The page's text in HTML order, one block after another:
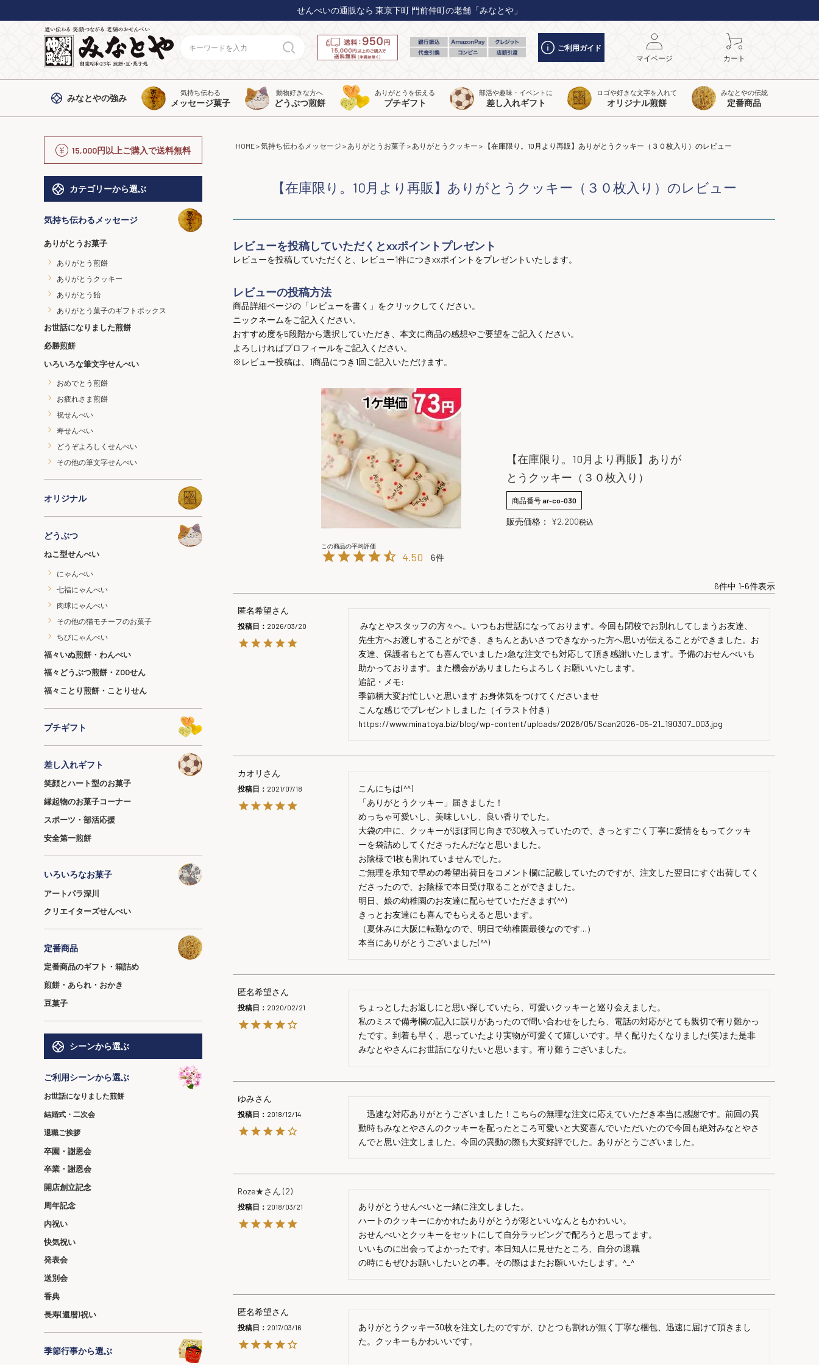
せんべいの通販なら 東京下町 門前仲町の老舗「みなとや」
ご利用ガイド
マイページ
カート
みなとやの強み
気持ち伝わる
メッセージ菓子
動物好きな方へ
どうぶつ煎餅
ありがとうを伝える
プチギフト
部活や趣味・イベントに
差し入れギフト
ロゴや好きな文字を入れて
オリジナル煎餅
みなとやの伝統
定番商品
15,000円以上ご購入で送料無料
カテゴリーから選ぶ
気持ち伝わるメッセージ
ありがとうお菓子
ありがとう煎餅
ありがとうクッキー
ありがとう飴
ありがとう菓子のギフトボックス
お世話になりました煎餅
必勝煎餅
いろいろな筆文字せんべい
おめでとう煎餅
お疲れさま煎餅
祝せんべい
寿せんべい
どうぞよろしくせんべい
その他の筆文字せんべい
オリジナル
どうぶつ
ねこ型せんべい
にゃんべい
七福にゃんべい
肉球にゃんべい
その他の猫モチーフのお菓子
ちびにゃんべい
福々いぬ煎餅・わんべい
福々どうぶつ煎餅・ZOOせん
福々ことり煎餅・ことりせん
プチギフト
差し入れギフト
笑顔とハート型のお菓子
縁起物のお菓子コーナー
スポーツ・部活応援
安全第一煎餅
いろいろなお菓子
アートパラ深川
クリエイターズせんべい
定番商品
定番商品のギフト・箱詰め
煎餅・あられ・おかき
豆菓子
シーンから選ぶ
ご利用シーンから選ぶ
お世話になりました煎餅
結婚式・二次会
退職ご挨拶
卒園・謝恩会
卒業・謝恩会
開店創立記念
周年記念
内祝い
快気祝い
発表会
送別会
香典
長寿(還暦)祝い
季節行事から選ぶ
HOME 気持ち伝わるメッセージ ありがとうお菓子 ありがとうクッキー 【在庫限り。10月より再販】ありがとうクッキー（３０枚入り）のレビュー
【在庫限り。10月より再販】ありがとうクッキー（３０枚入り）のレビュー
レビューを投稿していただくとxxポイントプレゼント
レビューを投稿していただくと、レビュー1件につきxxポイントをプレゼントいたします。
レビューの投稿方法
商品詳細ページの「レビューを書く」をクリックしてください。
ニックネームをご記入ください。
おすすめ度を5段階から選択していただき、本文に商品の感想やご要望をご記入ください。
よろしければプロフィールをご記入ください。
※レビュー投稿は、1商品につき1回ご記入いただけます。
【在庫限り。10月より再販】ありが
とうクッキー（３０枚入り）
商品番号ar-co-030
販売価格： ¥2,200税込
4.50 6
6件中 1-6件表示
匿名希望
投稿日 2026/03/20
みなとやスタッフの方々へ。いつもお世話になっております。今回も閉校でお別れしてしまうお友達、
先生方へお渡しすることができ、きちんとあいさつできなかった方へ思いが伝えることができました。お
友達、保護者もとても喜んでいました♪急な注文でも対応して頂き感謝いたします。予備のおせんべいも
助かっております。また機会がありましたらよろしくお願いいたします。
追記・メモ:
季節柄大変お忙しいと思います お身体気をつけてくださいませ
こんな感じでプレゼントしました（イラスト付き）
https://www.minatoya.biz/blog/wp-content/uploads/2026/05/Scan2026-05-21_190307_003.jpg
カオリ
投稿日 2021/07/18
こんにちは(^^)
「ありがとうクッキー」届きました！
めっちゃ可愛いし、美味しいし、良い香りでした。
大袋の中に、クッキーがほぼ同じ向きで30枚入っていたので、きっとすごく丁寧に愛情をもってクッキ
ーを袋詰めしてくださったんだなと思いました。
お陰様で1枚も割れていませんでした。
ご無理を承知で早めの希望出荷日をコメント欄に記載していたのですが、注文した翌日にすぐ出荷してく
ださったので、お陰様で本日受け取ることができました。
明日、娘の幼稚園のお友達に配らせていただきます(^^)
きっとお友達にも喜んでもらえると思います。
（夏休みに大阪に転勤なので、明日で幼稚園最後なのです…）
本当にありがとうございました(^^)
匿名希望
投稿日 2020/02/21
ちょっとしたお返しにと思い探していたら、可愛いクッキーと巡り会えました。
私のミスで備考欄の記入に誤りがあったので問い合わせをしたら、電話の対応がとても親切で有り難かっ
たです。到着も早く、思っていたより実物が可愛くて嬉しいです。早く配りたくなりました(笑)また是非
みなとやさんにお世話になりたいと思います。有り難うございました。
ゆみ
投稿日 2018/12/14
迅速な対応ありがとうございました！こちらの無理な注文に応えていただき本当に感謝です。前回の異
動時もみなとやさんのクッキーを配ったところ可愛いと大変喜んでいただいたので今回も絶対みなとやさ
んでと思い注文しました。今回の異動の際も大変好評でした。ありがとうございました。
Roze★ 2
投稿日 2018/03/21
ありがとうせんべいと一緒に注文しました。
ハートのクッキーにかかれたありがとうが彩といいなんともかわいい。
おせんべいとクッキーをセットにして自分ラッピングで配ろうと思ってます。
いいものに出会ってよかったです。本日知人に見せたところ、自分の退職
の時にもぜひお願いしたいとの事。その際はまたお願いいたします。^_^
匿名希望
投稿日 2017/03/16
ありがとうクッキー30枚を注文したのですが、ひとつも割れが無く丁寧な梱包、迅速に届けて頂きまし
た。クッキーもかわいいです。